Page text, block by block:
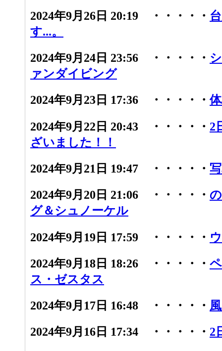
2024年9月26日 20:19 ・・・・・
す...。
2024年9月24日 23:56 ・・・・・
ァンダイビング
2024年9月23日 17:36 ・・・・・
2024年9月22日 20:43 ・・・・・ 2
ざいました！！
2024年9月21日 19:47 ・・・・・
2024年9月20日 21:06 ・・・・・
グ＆シュノーケル
2024年9月19日 17:59 ・・・・・
2024年9月18日 18:26 ・・・・・
ス・ゼスタス
2024年9月17日 16:48 ・・・・・
2024年9月16日 17:34 ・・・・・ 2